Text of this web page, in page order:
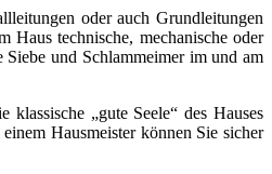
oder auch Grundleitungen
Haus technische, mechanische oder
Siebe und Schlammeimer im und am
„gute Seele“ des Hauses
Hausmeister können Sie sicher